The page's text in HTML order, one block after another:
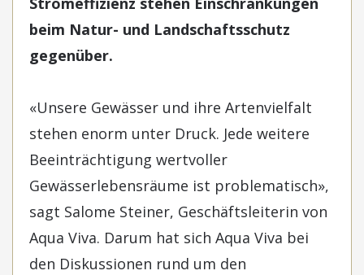
beim Natur- und Landschaftsschutz
gegenüber.
«Unsere Gewässer und ihre Artenvielfalt
stehen enorm unter Druck. Jede weitere
Beeinträchtigung wertvoller
Gewässerlebensräume ist problematisch»,
sagt Salome Steiner, Geschäftsleiterin von
Aqua Viva. Darum hat sich Aqua Viva bei
den Diskussionen rund um den